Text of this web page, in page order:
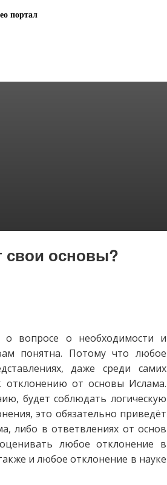
свои основы?
вопросе о необходимости и
понятна. Потому что любое
даже среди самих
отклонению от основы Ислама.
будет соблюдать логическую
это обязательно приведёт
либо в ответвлениях от основ
любое отклонение в
и любое отклонение в науке